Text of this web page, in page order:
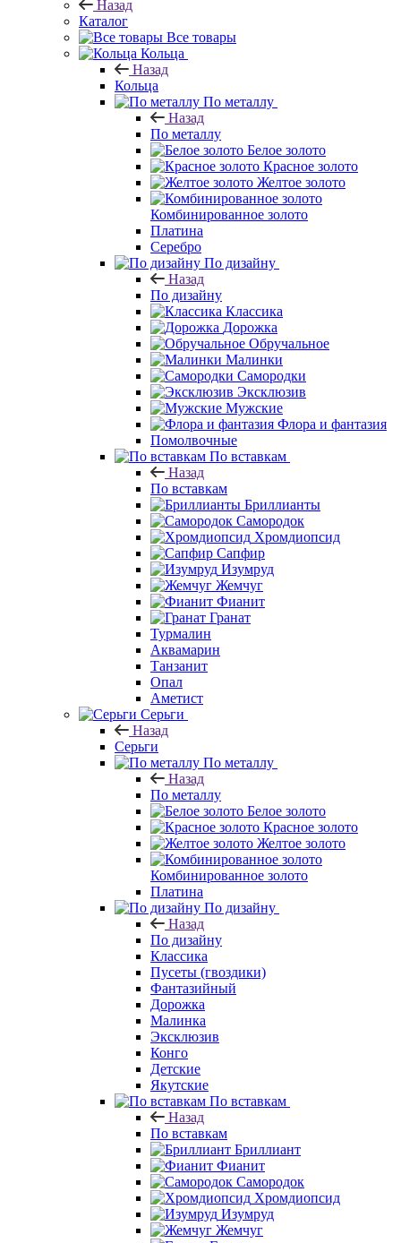
Назад
Каталог
Все товары
Кольца
Назад
Кольца
По металлу
Назад
По металлу
Белое золото
Красное золото
Желтое золото
Комбинированное золото
Платина
Серебро
По дизайну
Назад
По дизайну
Классика
Дорожка
Обручальное
Малинки
Самородки
Эксклюзив
Мужские
Флора и фантазия
Помолвочные
По вставкам
Назад
По вставкам
Бриллианты
Самородок
Хромдиопсид
Сапфир
Изумруд
Жемчуг
Фианит
Гранат
Турмалин
Аквамарин
Танзанит
Опал
Аметист
Серьги
Назад
Серьги
По металлу
Назад
По металлу
Белое золото
Красное золото
Желтое золото
Комбинированное золото
Платина
По дизайну
Назад
По дизайну
Классика
Пусеты (гвоздики)
Фантазийный
Дорожка
Малинка
Эксклюзив
Конго
Детские
Якутские
По вставкам
Назад
По вставкам
Бриллиант
Фианит
Самородок
Хромдиопсид
Изумруд
Жемчуг